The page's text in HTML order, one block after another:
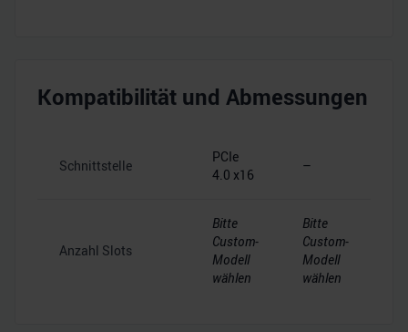
Kompatibilität und Abmessungen
Schnittstelle
PCIe
4.0 x16
–
Anzahl Slots
Bitte
Custom-
Modell
wählen
Bitte
Custom-
Modell
wählen